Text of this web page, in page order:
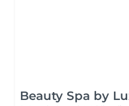
Beauty Spa by